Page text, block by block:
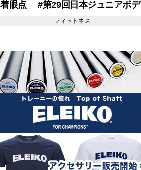
着眼点 #第29回日本ジュニアボデ
ィビル選手権編フィットネス